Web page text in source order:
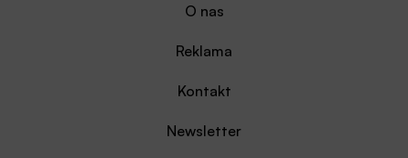
O nas
Reklama
Kontakt
Newsletter